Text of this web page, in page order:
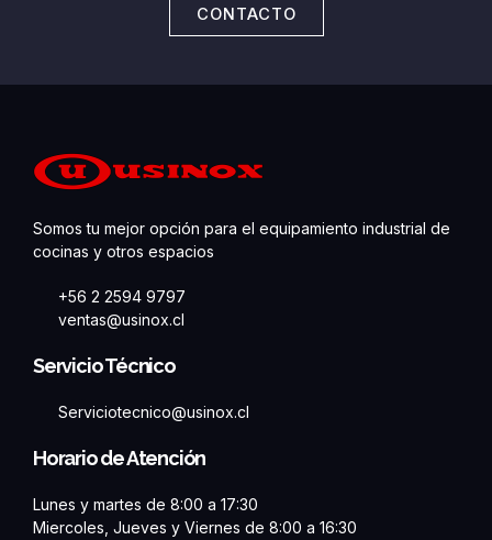
CONTACTO
Somos tu mejor opción para el equipamiento industrial de
cocinas y otros espacios
+56 2 2594 9797
ventas@usinox.cl
Servicio Técnico
Serviciotecnico@usinox.cl
Horario de Atención
Lunes y martes de 8:00 a 17:30
Miercoles, Jueves y Viernes de 8:00 a 16:30